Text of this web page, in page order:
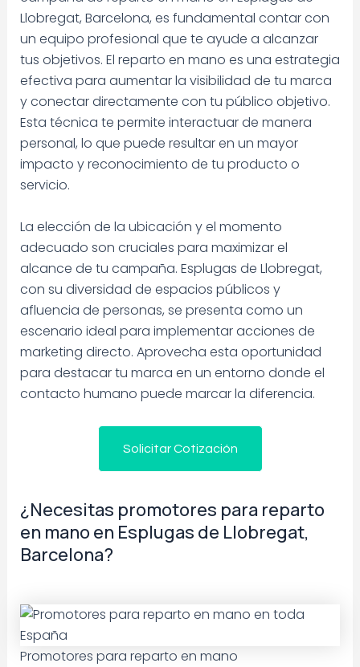
Llobregat, Barcelona, es fundamental contar con
un equipo profesional que te ayude a alcanzar
tus objetivos. El reparto en mano es una estrategia
efectiva para aumentar la visibilidad de tu marca
y conectar directamente con tu público objetivo.
Esta técnica te permite interactuar de manera
personal, lo que puede resultar en un mayor
impacto y reconocimiento de tu producto o
servicio.
La elección de la ubicación y el momento
adecuado son cruciales para maximizar el
alcance de tu campaña. Esplugas de Llobregat,
con su diversidad de espacios públicos y
afluencia de personas, se presenta como un
escenario ideal para implementar acciones de
marketing directo. Aprovecha esta oportunidad
para destacar tu marca en un entorno donde el
contacto humano puede marcar la diferencia.
Solicitar Cotización
¿Necesitas promotores para reparto
en mano en Esplugas de Llobregat,
Barcelona?
Promotores para reparto en mano